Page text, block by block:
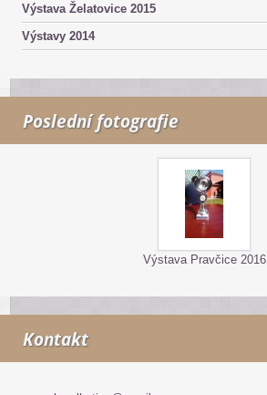
Výstava Želatovice 2015
Výstavy 2014
Poslední fotografie
Výstava Pravčice 2016
Kontakt